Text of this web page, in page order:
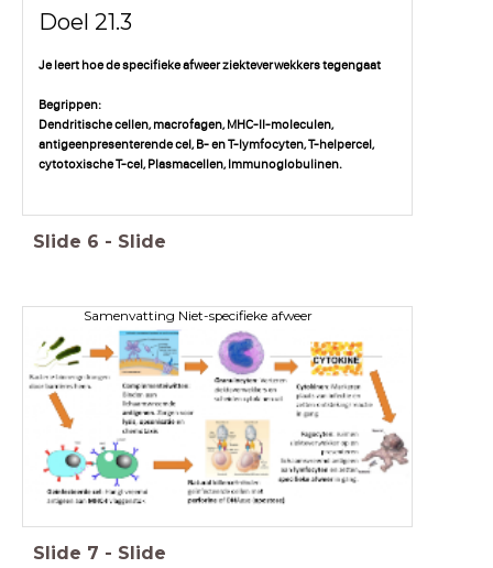
Doel 21.3
Je leert hoe de specifieke afweer ziekteverwekkers tegengaat
Begrippen:
Dendritische cellen, macrofagen, MHC-II-moleculen,
antigeenpresenterende cel, B- en T-lymfocyten, T-helpercel,
cytotoxische T-cel, Plasmacellen, Immunoglobulinen.
Slide 6 - Slide
Samenvatting Niet-specifieke afweer
Slide 7 - Slide